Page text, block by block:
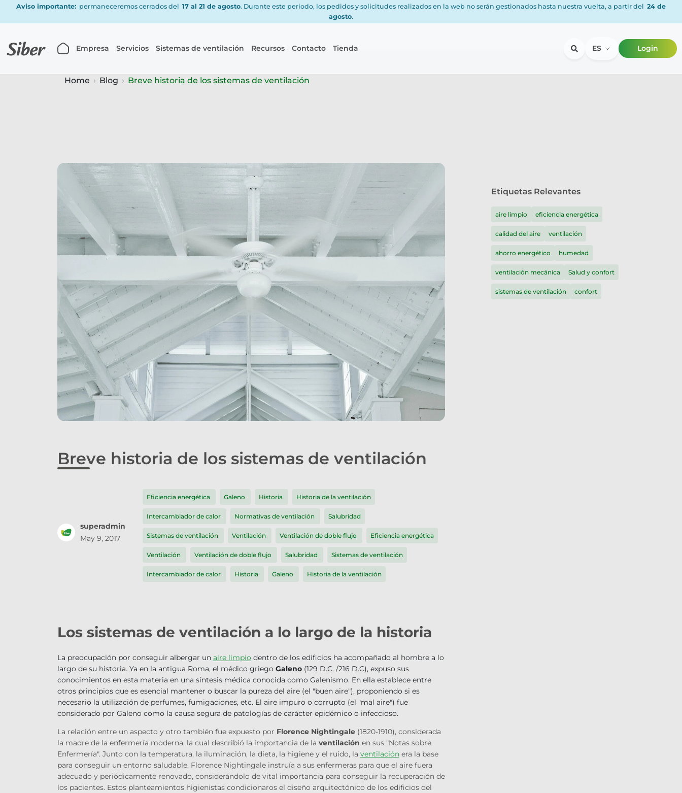
Aviso importante: permaneceremos cerrados del 17 al 21 de agosto. Durante este periodo, los pedidos y solicitudes realizados en la web no serán gestionados hasta nuestra vuelta, a partir del 24 de
agosto.
Empresa Servicios Sistemas de ventilación Recursos Contacto Tienda ES Login
Home Blog Breve historia de los sistemas de ventilación
Breve historia de los sistemas de ventilación
superadmin
May 9, 2017
Eficiencia energética Galeno Historia Historia de la ventilación
Intercambiador de calor Normativas de ventilación Salubridad
Sistemas de ventilación Ventilación Ventilación de doble flujo Eficiencia energética
Ventilación Ventilación de doble flujo Salubridad Sistemas de ventilación
Intercambiador de calor Historia Galeno Historia de la ventilación
Los sistemas de ventilación a lo largo de la historia
La preocupación por conseguir albergar un aire limpio dentro de los edificios ha acompañado al hombre a lo
largo de su historia. Ya en la antigua Roma, el médico griego Galeno(129 D.C. /216 D.C), expuso sus
conocimientos en esta materia en una síntesis médica conocida como Galenismo. En ella establece entre
otros principios que es esencial mantener o buscar la pureza del aire (el "buen aire"), proponiendo si es
necesario la utilización de perfumes, fumigaciones, etc. El aire impuro o corrupto (el "mal aire") fue
considerado por Galeno como la causa segura de patologías de carácter epidémico o infeccioso.
La relación entre un aspecto y otro también fue expuesto por Florence Nightingale(1820-1910), considerada
la madre de la enfermería moderna, la cual describió la importancia de la ventilación en sus "Notas sobre
Enfermería". Junto con la temperatura, la iluminación, la dieta, la higiene y el ruido, la ventilaciónera la base
para conseguir un entorno saludable. Florence Nightingale instruía a sus enfermeras para que el aire fuera
adecuado y periódicamente renovado, considerándolo de vital importancia para conseguir la recuperación de
los pacientes. Estos planteamientos higienistas condicionaros el diseño arquitectónico de los edificios del
Etiquetas Relevantes
aire limpio eficiencia energética
calidad del aire ventilación
ahorro energético humedad
ventilación mecánica Salud y confort
sistemas de ventilación confort